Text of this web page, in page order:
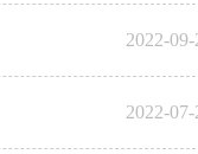
2022-
2022-